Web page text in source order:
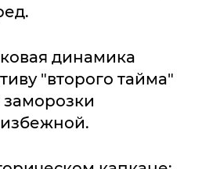
динамика
"второго тайма"